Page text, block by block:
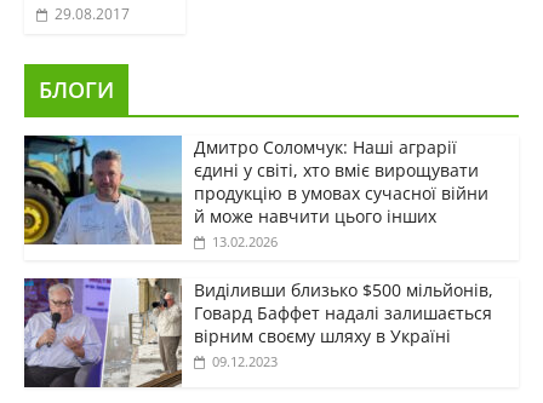
29.08.2017
БЛОГИ
Дмитро Соломчук: Наші аграрії
єдині у світі, хто вміє вирощувати
продукцію в умовах сучасної війни
й може навчити цього інших
13.02.2026
Виділивши близько $500 мільйонів,
Говард Баффет надалі залишається
вірним своєму шляху в Україні
09.12.2023